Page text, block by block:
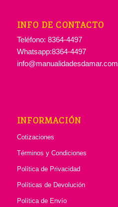
INFO DE CONTACTO
Teléfono: 8364-4497
Whatsapp:8364-4497
info@manualidadesdamar.com
INFORMACIÓN
Cotizaciones
Términos y Condiciones
Política de Privacidad
Políticas de Devolución
Política de Envío